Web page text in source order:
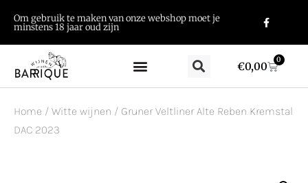
Om gebruik te maken van onze webshop moet je
minstens 18 jaar oud zijn
€0,00
0
Home / Witte wijnen / Gruner Veltliner Alte Reben Kremstal
DAC 2023